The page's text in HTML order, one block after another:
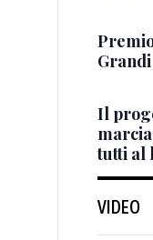
Il
tutti al
VIDEO